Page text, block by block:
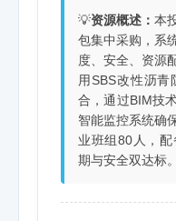
💡资源概述： 本
包集中采购，系
度、安全、资源
用SBS改性沥
合，通过BIM技
智能监控系统确
业班组80人，
期与安全双达标。